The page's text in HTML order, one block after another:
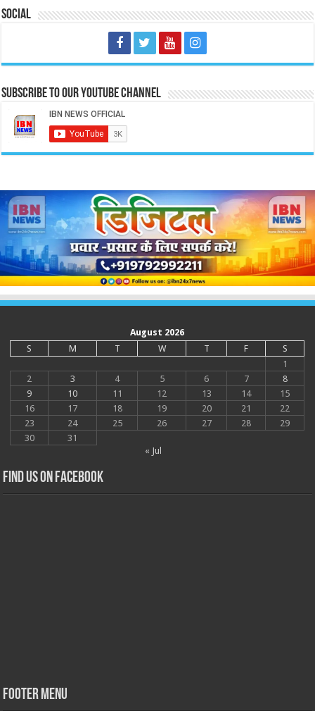
Social
Subscribe to our Youtube Channel
August 2026
S
M T W T F
S
1
2
3 4 5 6 7
8
9
10 11 12 13 14
15
16
17 18 19 20 21
22
23
24 25 26 27 28
29
30
31
« Jul
Find us on Facebook
Footer Menu